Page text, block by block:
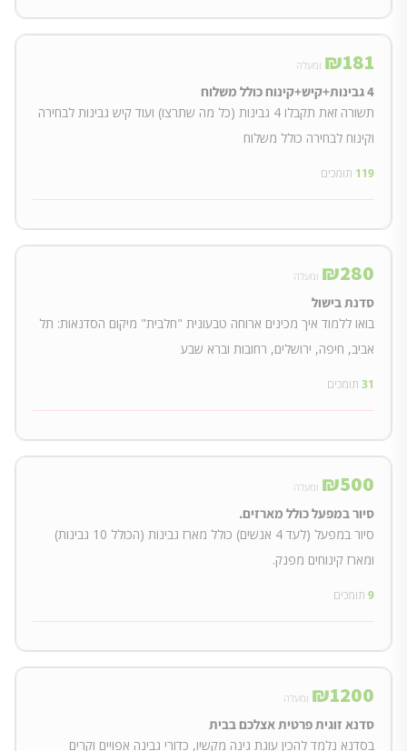
₪181 ומעלה
4 גבינות+קיש+קינוח כולל משלוח
תשורה זאת תקבלו 4 גבינות (כל מה שתרצו) ועוד קיש גבינות לבחירה
וקינוח לבחירה כולל משלוח
119 תומכים
₪280 ומעלה
סדנת בישול
בואו ללמוד איך מכינים ארוחה טבעונית "חלבית" מיקום הסדנאות: תל
אביב, חיפה, ירושלים, רחובות וברא שבע
31 תומכים
₪500 ומעלה
סיור במפעל כולל מארזים.
סיור במפעל (לעד 4 אנשים) כולל מארז גבינות (הכולל 10 גבינות)
ומארז קינוחים מפנק.
9 תומכים
₪1200 ומעלה
סדנא זוגית פרטית אצלכם בבית
בסדנא נלמד להכין עוגת גינה מקשיו, כדורי גבינה אפויים וקרים